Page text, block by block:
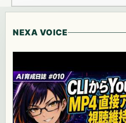
NEXA VOICE